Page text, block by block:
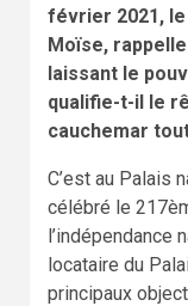
février 2021, le
Moïse,
laissant le
qualifie-t-il le
cauchemar
C’est au Palais
célébré le
l’indépendance
locataire du
principaux